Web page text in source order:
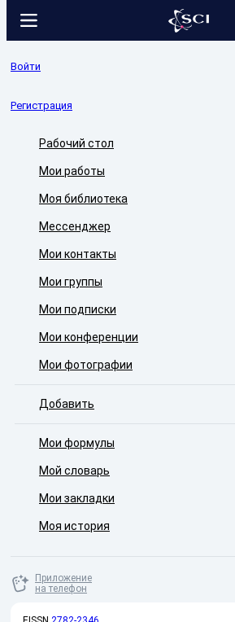
Войти
Регистрация
Рабочий стол
Мои работы
Моя библиотека
Мессенджер
Мои контакты
Мои группы
Мои подписки
Мои конференции
Мои фотографии
Добавить
Мои формулы
Мой словарь
Мои закладки
Моя история
Приложение
на телефон